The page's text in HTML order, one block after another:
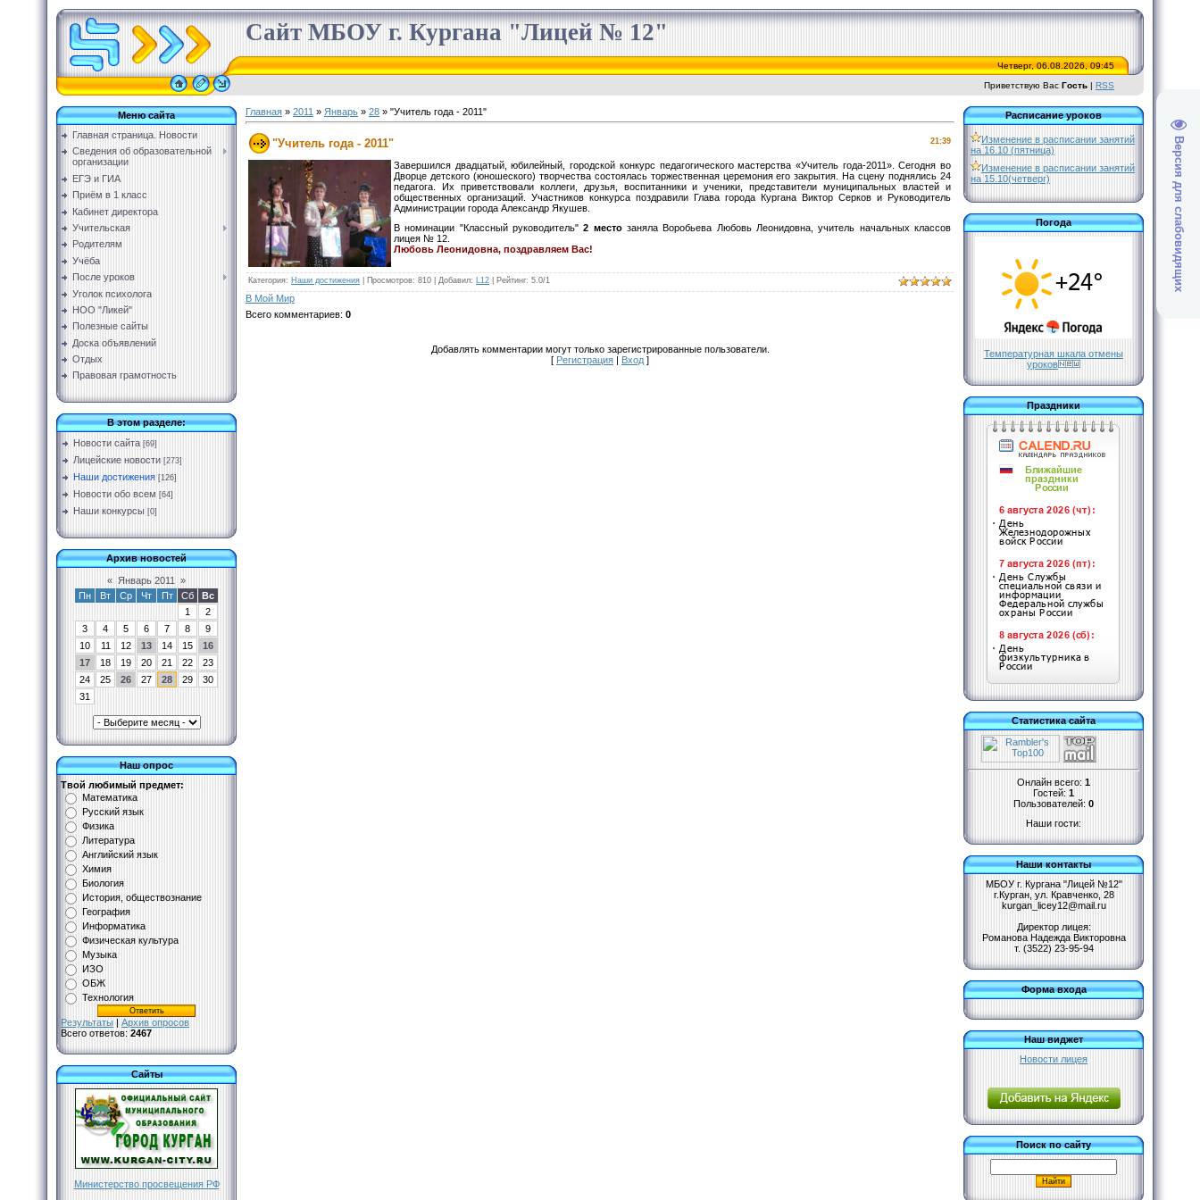
Версия для слабовидящих
Сайт МБОУ г. Кургана "Лицей № 12"
Четверг, 06.08.2026, 09:45
Приветствую Вас Гость | RSS
Меню сайта
Главная страница. Новости
Сведения об образовательной
организации
ЕГЭ и ГИА
Приём в 1 класс
Кабинет директора
Учительская
Родителям
Учёба
После уроков
Уголок психолога
НОО "Ликей"
Полезные сайты
Доска объявлений
Отдых
Правовая грамотность
В этом разделе:
Новости сайта [69]
Лицейские новости [273]
Наши достижения [126]
Новости обо всем [64]
Наши конкурсы [0]
Архив новостей
« Январь 2011
»
Пн
Вт Ср Чт Пт Сб
Вс
1
2
3
4 5 6 7 8
9
10
11 12 13 14 15
16
17
18 19 20 21 22
23
24
25 26 27 28 29
30
31
Наш опрос
Твой любимый предмет:
Математика
Русский язык
Физика
Литература
Английский язык
Химия
Биология
История, обществознание
География
Информатика
Физическая культура
Музыка
ИЗО
ОБЖ
Технология
Результаты | Архив опросов
Всего ответов: 2467
Сайты
Министерство просвещения РФ
Главная » 2011 » Январь » 28 » "Учитель года - 2011"
21:39
"Учитель года - 2011"
Завершился двадцатый, юбилейный, городской конкурс педагогического мастерства «Учитель года-2011». Сегодня во
Дворце детского (юношеского) творчества состоялась торжественная церемония его закрытия. На сцену поднялись 24
педагога. Их приветствовали коллеги, друзья, воспитанники и ученики, представители муниципальных властей и
общественных организаций. Участников конкурса поздравили Глава города Кургана Виктор Серков и Руководитель
Администрации города Александр Якушев.
В номинации "Классный руководитель"2 местозаняла Воробьева Любовь Леонидовна, учитель начальных классов
лицея № 12.
Любовь Леонидовна, поздравляем Вас!
Категория: Наши достижения Просмотров: 810 | Добавил: L12 Рейтинг: 5.0/1
В Мой Мир
Всего комментариев: 0
Добавлять комментарии могут только зарегистрированные пользователи.
[ Регистрация | Вход ]
Расписание уроков
Изменение в расписании занятий
на 16.10 (пятница)
Изменение в расписании занятий
на 15.10(четверг)
Погода
Температурная шкала отмены
уроков
Праздники
Статистика сайта
Онлайн всего: 1
Гостей: 1
Пользователей: 0
Наши гости:
Наши контакты
МБОУ г. Кургана "Лицей №12"
г.Курган, ул. Кравченко, 28
kurgan_licey12@mail.ru
Директор лицея:
Романова Надежда Викторовна
т. (3522) 23-95-94
Форма входа
Наш виджет
Новости лицея
Поиск по сайту